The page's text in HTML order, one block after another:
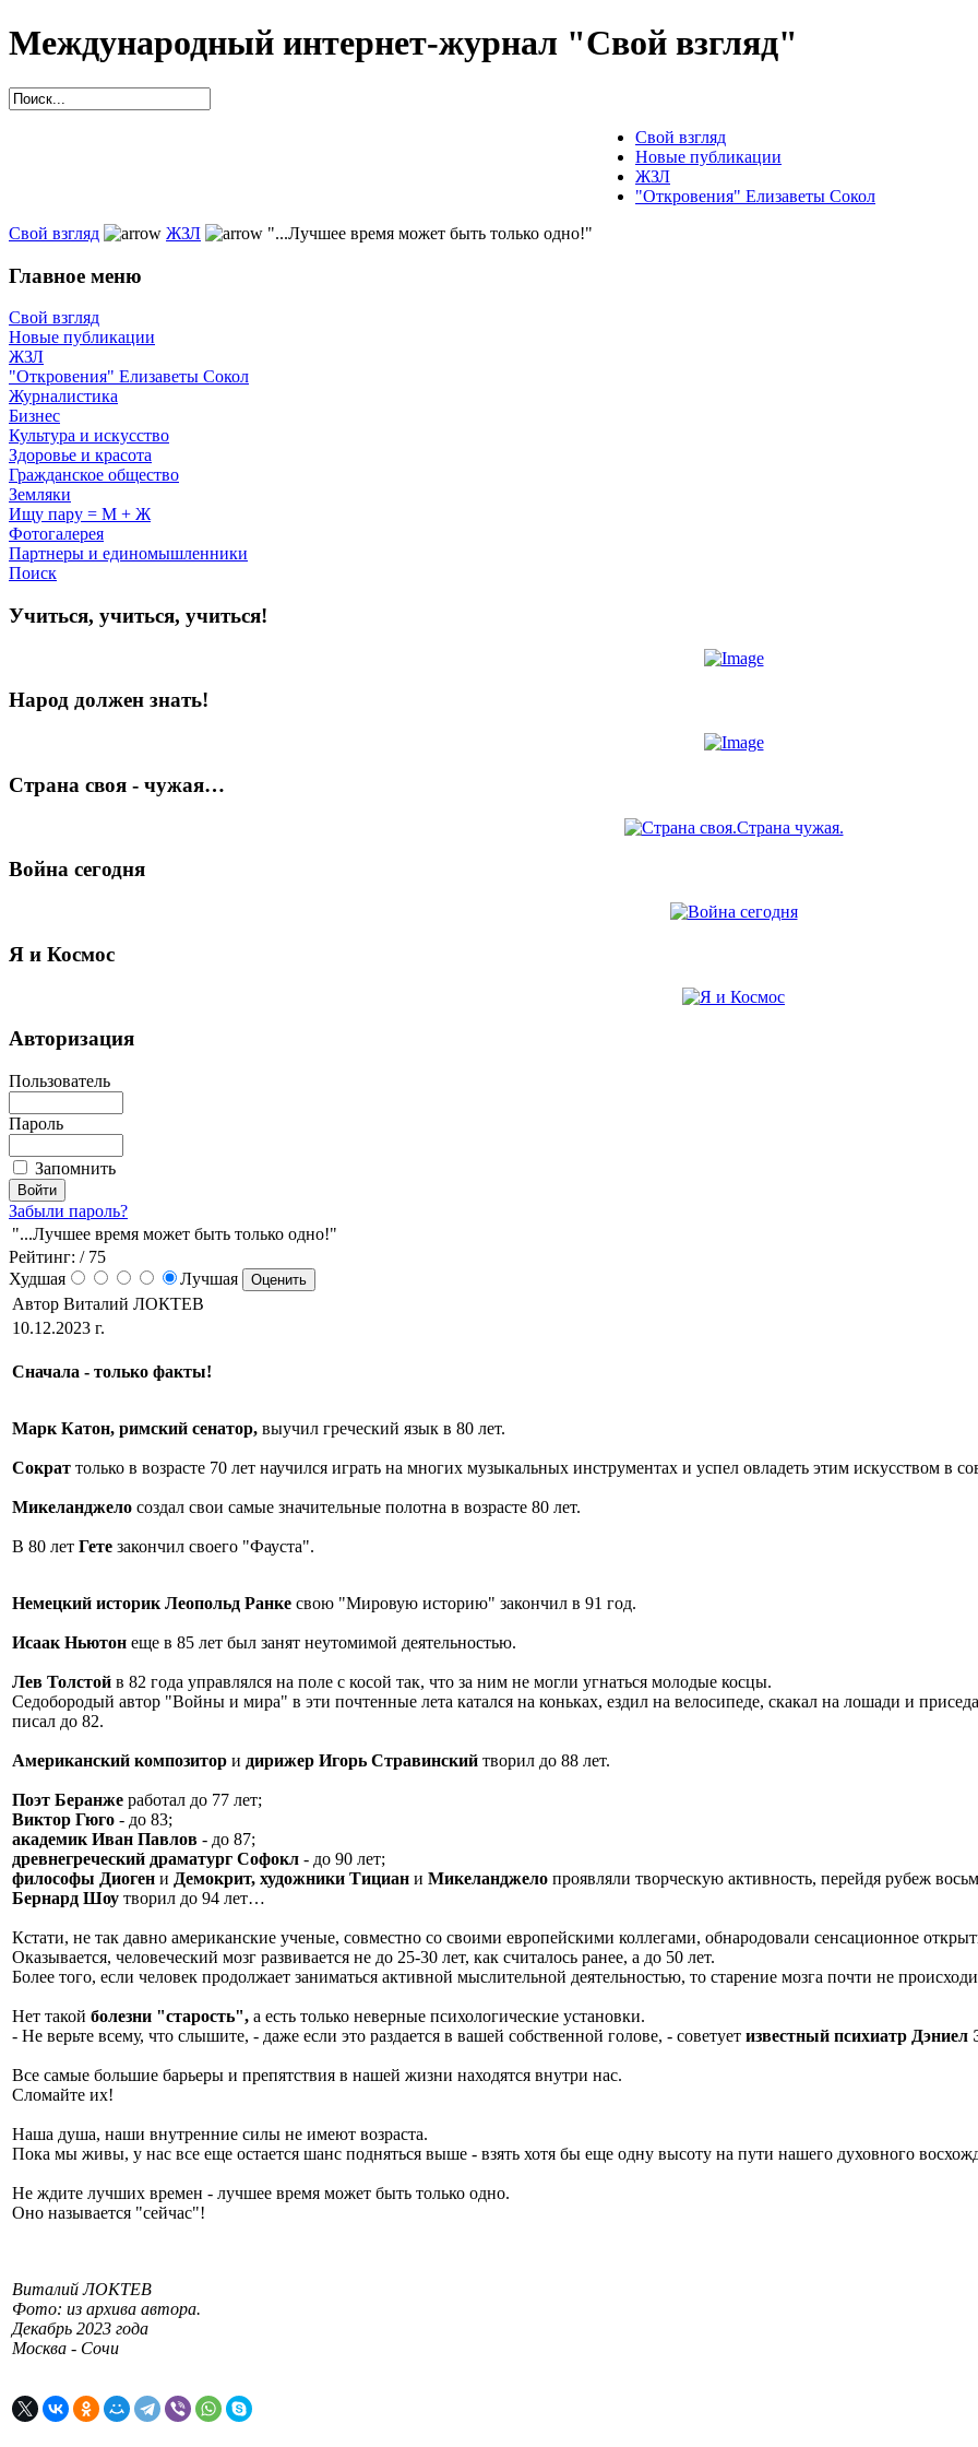
Международный интернет-журнал "Свой взгляд"
Свой взгляд
Новые публикации
ЖЗЛ
"Откровения" Елизаветы Сокол
Свой взгляд
ЖЗЛ "...Лучшее время может быть только одно!"
Главное меню
Свой взгляд
Новые публикации
ЖЗЛ
"Откровения" Елизаветы Сокол
Журналистика
Бизнес
Культура и искусство
Здоровье и красота
Гражданское общество
Земляки
Ищу пару = М + Ж
Фотогалерея
Партнеры и единомышленники
Поиск
Учиться, учиться, учиться!
Народ должен знать!
Страна своя - чужая…
Война сегодня
Я и Космос
Авторизация
Пользователь
Пароль
Запомнить
Забыли пароль?
"...Лучшее время может быть только одно!"
Рейтинг: / 75
Худшая
Лучшая
Автор Виталий ЛОКТЕВ
10.12.2023 г.
Сначала - только факты!
Марк Катон, римский сенатор, выучил греческий язык в 80 лет.
Сократ только в возрасте 70 лет научился играть на многих музыкальных инструментах и успел овладеть этим искусством в
Микеланджело создал свои самые значительные полотна в возрасте 80 лет.
В 80 лет Гете закончил своего "Фауста".
Немецкий историк Леопольд Ранке свою "Мировую историю" закончил в 91 год.
Исаак Ньютон еще в 85 лет был занят неутомимой деятельностью.
Лев Толстой в 82 года управлялся на поле с косой так, что за ним не могли угнаться молодые косцы.
Седобородый автор "Войны и мира" в эти почтенные лета катался на коньках, ездил на велосипеде, скакал на лошади и
писал до 82.
Американский композитор и дирижер Игорь Стравинский творил до 88 лет.
Поэт Беранже работал до 77 лет;
Виктор Гюго - до 83;
академик Иван Павлов - до 87;
древнегреческий драматург Софокл - до 90 лет;
философы Диоген и Демокрит, художники Тициан и Микеланджело проявляли творческую активность, перейдя рубеж
Бернард Шоу творил до 94 лет…
Кстати, не так давно американские ученые, совместно со своими европейскими коллегами, обнародовали сенсационное
Оказывается, человеческий мозг развивается не до 25-30 лет, как считалось ранее, а до 50 лет.
Более того, если человек продолжает заниматься активной мыслительной деятельностью, то старение мозга почти не
Нет такой болезни "старость", а есть только неверные психологические установки.
- Не верьте всему, что слышите, - даже если это раздается в вашей собственной голове, - советует известный психиатр Дэниел
Все самые большие барьеры и препятствия в нашей жизни находятся внутри нас.
Сломайте их!
Наша душа, наши внутренние силы не имеют возраста.
Пока мы живы, у нас все еще остается шанс подняться выше - взять хотя бы еще одну высоту на пути нашего духовного
Не ждите лучших времен - лучшее время может быть только одно.
Оно называется "сейчас"!
Виталий ЛОКТЕВ
Фото: из архива автора.
Декабрь 2023 года
Москва - Сочи